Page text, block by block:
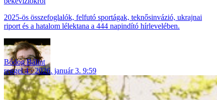
2025-ös összefoglalók, felfutó sportágak, teknősinvázió, ukrajnai
riport és a hatalom lélektana a 444 napindító hírlevelében.
Bódog Bálint
reggel 4
2026. január 3. 9:59